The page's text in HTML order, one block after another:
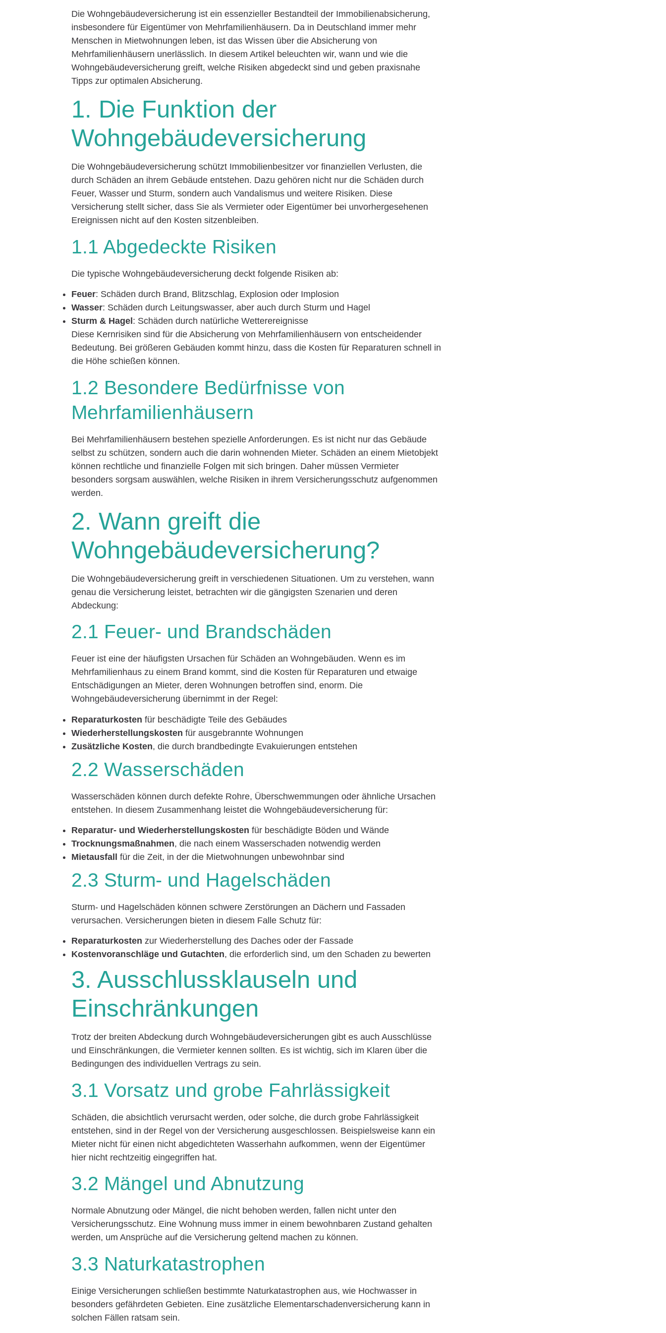
Die Wohngebäudeversicherung ist ein essenzieller Bestandteil der Immobilienabsicherung,
insbesondere für Eigentümer von Mehrfamilienhäusern. Da in Deutschland immer mehr
Menschen in Mietwohnungen leben, ist das Wissen über die Absicherung von
Mehrfamilienhäusern unerlässlich. In diesem Artikel beleuchten wir, wann und wie die
Wohngebäudeversicherung greift, welche Risiken abgedeckt sind und geben praxisnahe
Tipps zur optimalen Absicherung.
1. Die Funktion der
Wohngebäudeversicherung
Die Wohngebäudeversicherung schützt Immobilienbesitzer vor finanziellen Verlusten, die
durch Schäden an ihrem Gebäude entstehen. Dazu gehören nicht nur die Schäden durch
Feuer, Wasser und Sturm, sondern auch Vandalismus und weitere Risiken. Diese
Versicherung stellt sicher, dass Sie als Vermieter oder Eigentümer bei unvorhergesehenen
Ereignissen nicht auf den Kosten sitzenbleiben.
1.1 Abgedeckte Risiken
Die typische Wohngebäudeversicherung deckt folgende Risiken ab:
Feuer: Schäden durch Brand, Blitzschlag, Explosion oder Implosion
Wasser: Schäden durch Leitungswasser, aber auch durch Sturm und Hagel
Sturm & Hagel : Schäden durch natürliche Wetterereignisse
Diese Kernrisiken sind für die Absicherung von Mehrfamilienhäusern von entscheidender
Bedeutung. Bei größeren Gebäuden kommt hinzu, dass die Kosten für Reparaturen schnell in
die Höhe schießen können.
1.2 Besondere Bedürfnisse von
Mehrfamilienhäusern
Bei Mehrfamilienhäusern bestehen spezielle Anforderungen. Es ist nicht nur das Gebäude
selbst zu schützen, sondern auch die darin wohnenden Mieter. Schäden an einem Mietobjekt
können rechtliche und finanzielle Folgen mit sich bringen. Daher müssen Vermieter
besonders sorgsam auswählen, welche Risiken in ihrem Versicherungsschutz aufgenommen
werden.
2. Wann greift die
Wohngebäudeversicherung?
Die Wohngebäudeversicherung greift in verschiedenen Situationen. Um zu verstehen, wann
genau die Versicherung leistet, betrachten wir die gängigsten Szenarien und deren
Abdeckung:
2.1 Feuer- und Brandschäden
Feuer ist eine der häufigsten Ursachen für Schäden an Wohngebäuden. Wenn es im
Mehrfamilienhaus zu einem Brand kommt, sind die Kosten für Reparaturen und etwaige
Entschädigungen an Mieter, deren Wohnungen betroffen sind, enorm. Die
Wohngebäudeversicherung übernimmt in der Regel:
Reparaturkosten für beschädigte Teile des Gebäudes
Wiederherstellungskosten für ausgebrannte Wohnungen
Zusätzliche Kosten, die durch brandbedingte Evakuierungen entstehen
2.2 Wasserschäden
Wasserschäden können durch defekte Rohre, Überschwemmungen oder ähnliche Ursachen
entstehen. In diesem Zusammenhang leistet die Wohngebäudeversicherung für:
Reparatur- und Wiederherstellungskosten für beschädigte Böden und Wände
Trocknungsmaßnahmen, die nach einem Wasserschaden notwendig werden
Mietausfall
für die Zeit, in der die Mietwohnungen unbewohnbar sind
2.3 Sturm- und Hagelschäden
Sturm- und Hagelschäden können schwere Zerstörungen an Dächern und Fassaden
verursachen. Versicherungen bieten in diesem Falle Schutz für:
Reparaturkosten zur Wiederherstellung des Daches oder der Fassade
Kostenvoranschläge und Gutachten, die erforderlich sind, um den Schaden zu bewerten
3. Ausschlussklauseln und
Einschränkungen
Trotz der breiten Abdeckung durch Wohngebäudeversicherungen gibt es auch Ausschlüsse
und Einschränkungen, die Vermieter kennen sollten. Es ist wichtig, sich im Klaren über die
Bedingungen des individuellen Vertrags zu sein.
3.1 Vorsatz und grobe Fahrlässigkeit
Schäden, die absichtlich verursacht werden, oder solche, die durch grobe Fahrlässigkeit
entstehen, sind in der Regel von der Versicherung ausgeschlossen. Beispielsweise kann ein
Mieter nicht für einen nicht abgedichteten Wasserhahn aufkommen, wenn der Eigentümer
hier nicht rechtzeitig eingegriffen hat.
3.2 Mängel und Abnutzung
Normale Abnutzung oder Mängel, die nicht behoben werden, fallen nicht unter den
Versicherungsschutz. Eine Wohnung muss immer in einem bewohnbaren Zustand gehalten
werden, um Ansprüche auf die Versicherung geltend machen zu können.
3.3 Naturkatastrophen
Einige Versicherungen schließen bestimmte Naturkatastrophen aus, wie Hochwasser in
besonders gefährdeten Gebieten. Eine zusätzliche Elementarschadenversicherung kann in
solchen Fällen ratsam sein.